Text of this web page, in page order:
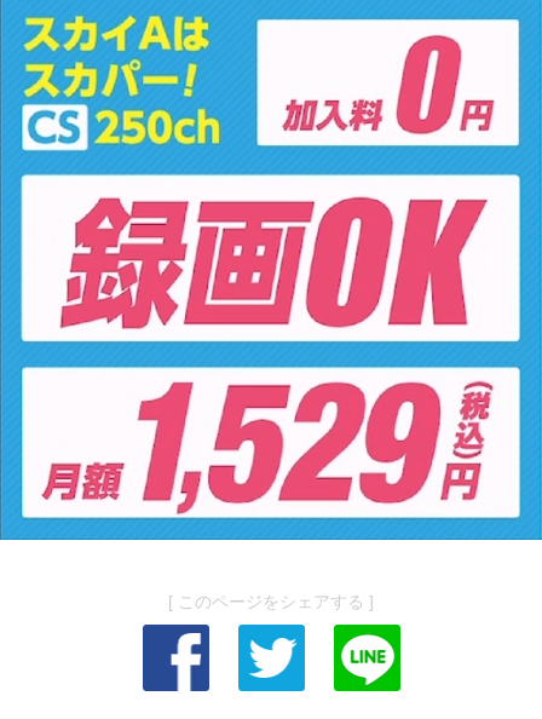
[ このページをシェアする ]